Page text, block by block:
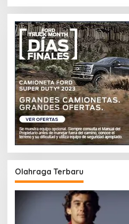
Olahraga Terbaru